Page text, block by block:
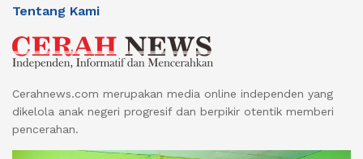
Tentang Kami
Cerahnews.com merupakan media online independen yang
dikelola anak negeri progresif dan berpikir otentik memberi
pencerahan.